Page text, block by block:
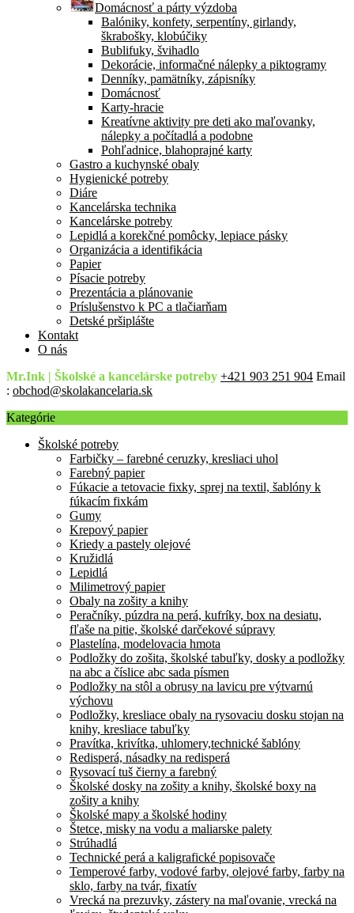
Domácnosť a párty výzdoba
Balóniky, konfety, serpentíny, girlandy,
škrabošky, klobúčiky
Bublifuky, švihadlo
Dekorácie, informačné nálepky a piktogramy
Denníky, pamätníky, zápisníky
Domácnosť
Karty-hracie
Kreatívne aktivity pre deti ako maľovanky,
nálepky a počítadlá a podobne
Pohľadnice, blahoprajné karty
Gastro a kuchynské obaly
Hygienické potreby
Diáre
Kancelárska technika
Kancelárske potreby
Lepidlá a korekčné pomôcky, lepiace pásky
Organizácia a identifikácia
Papier
Písacie potreby
Prezentácia a plánovanie
Príslušenstvo k PC a tlačiarňam
Detské pršiplášte
Kontakt
O nás
Mr.Ink | Školské a kancelárske potreby +421 903 251 904 Email
: obchod@skolakancelaria.sk
Kategórie
Školské potreby
Farbičky – farebné ceruzky, kresliaci uhol
Farebný papier
Fúkacie a tetovacie fixky, sprej na textil, šablóny k
fúkacím fixkám
Gumy
Krepový papier
Kriedy a pastely olejové
Kružidlá
Lepidlá
Milimetrový papier
Obaly na zošity a knihy
Peračníky, púzdra na perá, kufríky, box na desiatu,
fľaše na pitie, školské darčekové súpravy
Plastelína, modelovacia hmota
Podložky do zošita, školské tabuľky, dosky a podložky
na abc a číslice abc sada písmen
Podložky na stôl a obrusy na lavicu pre výtvarnú
výchovu
Podložky, kresliace obaly na rysovaciu dosku stojan na
knihy, kresliace tabuľky
Pravítka, krivítka, uhlomery,technické šablóny
Redisperá, násadky na redisperá
Rysovací tuš čierny a farebný
Školské dosky na zošity a knihy, školské boxy na
zošity a knihy
Školské mapy a školské hodiny
Štetce, misky na vodu a maliarske palety
Strúhadlá
Technické perá a kaligrafické popisovače
Temperové farby, vodové farby, olejové farby, farby na
sklo, farby na tvár, fixatív
Vrecká na prezuvky, zástery na maľovanie, vrecká na